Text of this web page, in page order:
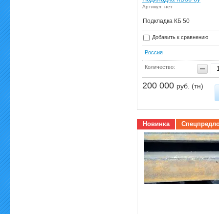
Артикул: нет
Подкладка КБ 50
Добавить к сравнению
Россия
Количество:
200 000 руб. (тн)
Новинка